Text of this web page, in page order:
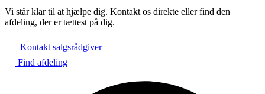
Vi står klar til at hjælpe dig. Kontakt os direkte eller find den
afdeling, der er tættest på dig.
Kontakt salgsrådgiver
Find afdeling